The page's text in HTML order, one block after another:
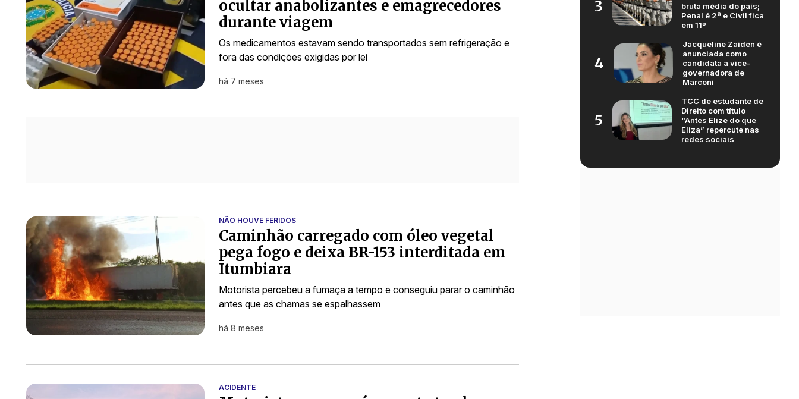
ocultar anabolizantes e emagrecedores
durante viagem
Os medicamentos estavam sendo transportados sem refrigeração e
fora das condições exigidas por lei
há 7 meses
NÃO HOUVE FERIDOS
Caminhão carregado com óleo vegetal
pega fogo e deixa BR-153 interditada em
Itumbiara
Motorista percebeu a fumaça a tempo e conseguiu parar o caminhão
antes que as chamas se espalhassem
há 8 meses
ACIDENTE
3
bruta média do país;
Penal é 2ª e Civil fica
em 11º
4
Jacqueline Zaiden é
anunciada como
candidata a vice-
governadora de
Marconi
5
TCC de estudante de
Direito com título
“Antes Elize do que
Eliza” repercute nas
redes sociais